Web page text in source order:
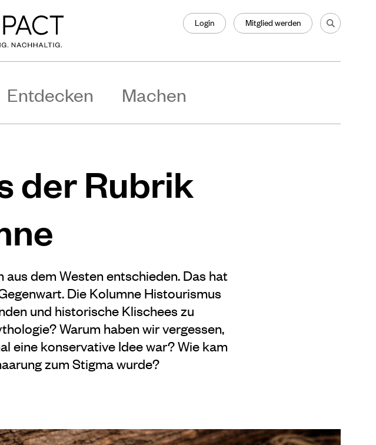
Login Mitglied werden
Entdecken Machen
der Rubrik
aus dem Westen entschieden. Das hat
Die Kolumne Histourismus
und historische Klischees zu
Warum haben wir vergessen,
eine konservative Idee war? Wie kam
zum Stigma wurde?